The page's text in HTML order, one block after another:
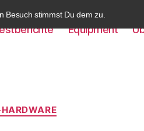
Besuch stimmst Du dem zu.
Equipment
Kategorien